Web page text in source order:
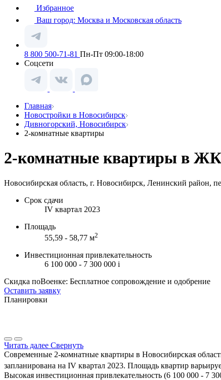
Избранное
Ваш город: Москва и Московская область
8 800 500-71-81 Пн-Пт 09:00-18:00
Соцсети
Главная
Новостройки в Новосибирск
Дивногорский, Новосибирск
2-комнатные квартиры
2-комнатные квартиры в ЖК
Новосибирская область, г. Новосибирск, Ленинский район,
Срок сдачи
IV квартал 2023
Площадь
55,59 - 58,77 м2
Инвестиционная привлекательность
6 100 000 - 7 300 000 i
Скидка поВоенке: Бесплатное сопровождение и одобрение
Оставить заявку
Планировки
Читать далее Свернуть
Современные 2-комнатные квартиры в Новосибирская
запланирована на IV квартал 2023. Площадь квартир
Высокая инвестиционная привлекательность (6 100 000 - 7